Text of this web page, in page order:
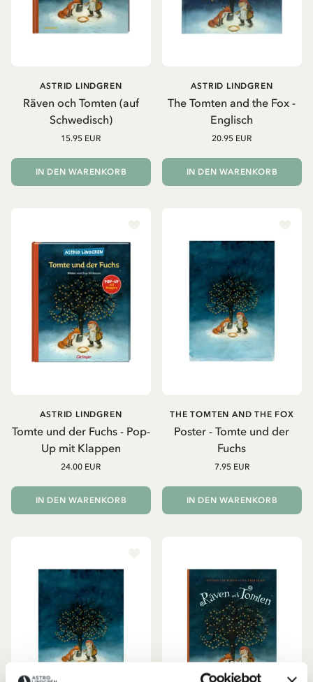
Räven och Tomten (auf
Schwedisch)
ASTRID LINDGREN
15.95 EUR
IN DEN WARENKORB
The Tomten and the Fox -
Englisch
ASTRID LINDGREN
20.95 EUR
IN DEN WARENKORB
Tomte und der Fuchs - Pop-
Up mit Klappen
ASTRID LINDGREN
24.00 EUR
IN DEN WARENKORB
Poster - Tomte und der
Fuchs
THE TOMTEN AND THE FOX
7.95 EUR
IN DEN WARENKORB